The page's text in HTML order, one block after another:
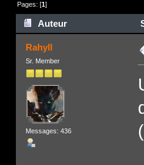
Pages: [1]
Auteur
Rahyll
Sr. Member
Messages: 436